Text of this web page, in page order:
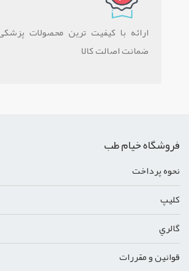
ارائه با کیفیت ترین محصولات
ضمانت اصالت کالا
فروشگاه خیام طب
نحوه پرداخت
کليپ
گالري
قوانين و مقررات